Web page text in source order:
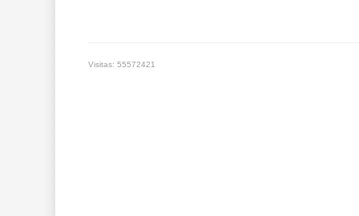
Visitas: 55572421